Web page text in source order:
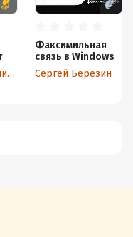
Игорь Шапошников
Факсимильная
связь в Windows
Сергей Березин